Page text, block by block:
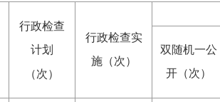
行政检查
计划
（次）
行政检查实
施（次）
双随机一公
开（次）